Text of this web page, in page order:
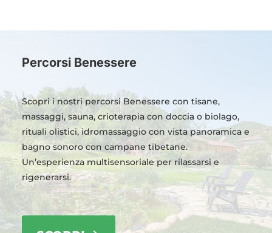
Percorsi Benessere
Scopri i nostri percorsi Benessere con tisane,
massaggi, sauna, crioterapia con doccia o biolago,
rituali olistici, idromassaggio con vista panoramica e
bagno sonoro con campane tibetane.
Un’esperienza multisensoriale per rilassarsi e
rigenerarsi.